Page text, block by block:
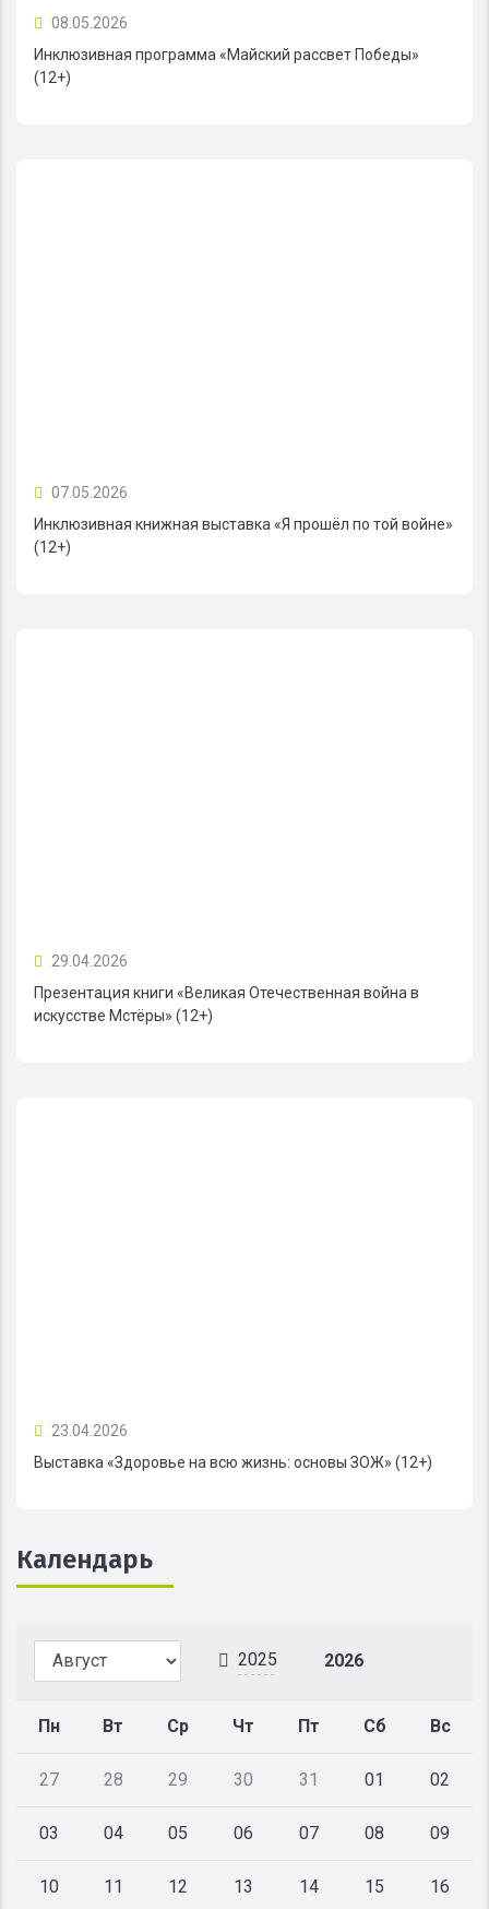
08.05.2026
Инклюзивная программа «Майский рассвет Победы»
(12+)
07.05.2026
Инклюзивная книжная выставка «Я прошёл по той войне»
(12+)
29.04.2026
Презентация книги «Великая Отечественная война в
искусстве Мстёры» (12+)
23.04.2026
Выставка «Здоровье на всю жизнь: основы ЗОЖ» (12+)
Календарь
2025 2026
Пн Вт Ср Чт Пт Сб Вс
27 28 29 30 31 01 02
03 04 05 06 07 08 09
10 11 12 13 14 15 16